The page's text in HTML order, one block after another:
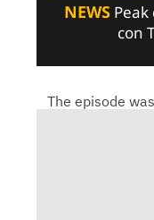
NEWS
con